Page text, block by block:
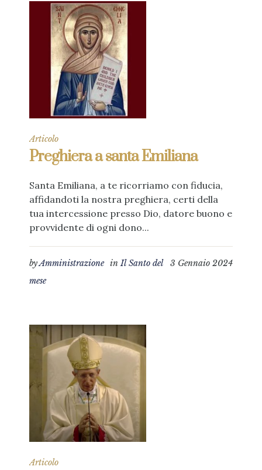
Articolo
Preghiera a santa Emiliana
Santa Emiliana, a te ricorriamo con fiducia,
affidandoti la nostra preghiera, certi della
tua intercessione presso Dio, datore buono e
provvidente di ogni dono...
3 Gennaio 2024
byAmministrazione inIl Santo del
mese
Articolo